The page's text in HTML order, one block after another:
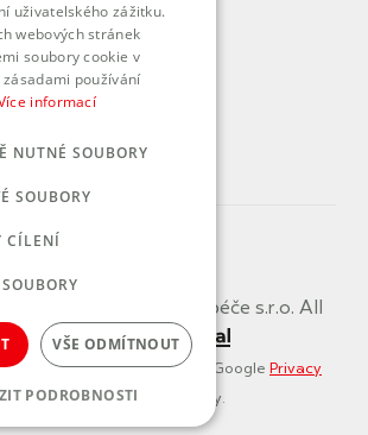
O nás
Služby
Kontaktní pracoviště
Koncernová deklarace
domácí péče s.r.o. All
reserved. made
by reCAPTCHA and the Google Privacy
andTerms of Service apply.
uživatelského zážitku.
webových stránek
soubory cookie v
používání
informací
NUTNÉ SOUBORY
SOUBORY
CÍLENÍ
VŠE ODMÍTNOUT
PODROBNOSTI